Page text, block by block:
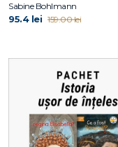
Sabine Bohlmann
95.4 lei 159.00 lei